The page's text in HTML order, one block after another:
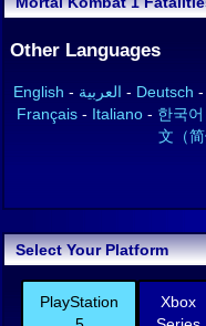
Other Languages
English - العربية - Deutsch -
Français - Italiano - 한국어
文（简
Select Your Platform
PlayStation
Xbox